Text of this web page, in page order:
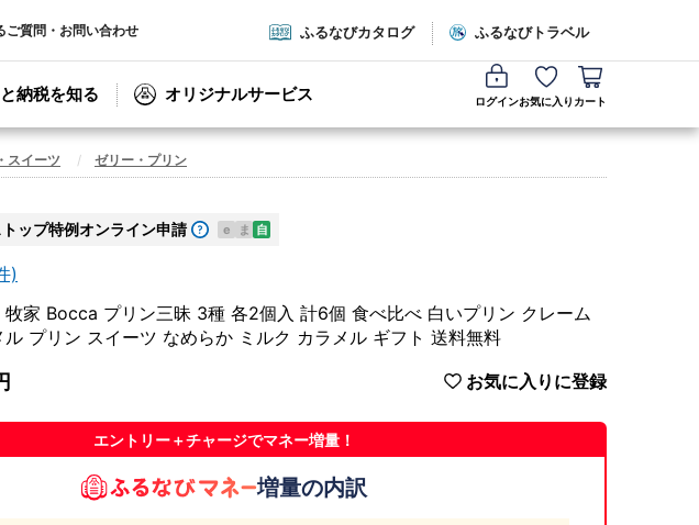
ご質問・お問い合わせ ふるなびカタログ ふるなびトラベル
納税を知る オリジナルサービス ログインお気に入り カート
スイーツ ゼリー・プリン
ップ特例オンライン申請 e ま 自
)
家 Bocca プリン三昧 3種 各2個入 計6個 食べ比べ 白いプリン クレーム
プリン スイーツ なめらか ミルク カラメル ギフト 送料無料
お気に入りに登録
エントリー＋チャージでマネー増量！
増量の内訳